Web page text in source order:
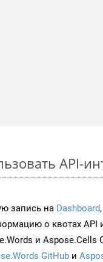
API-
запись на Dashboard
о квотах API
и Aspose.Cells
GitHub и